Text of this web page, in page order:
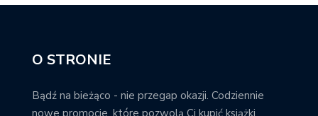
O STRONIE
Bądź na bieżąco - nie przegap okazji. Codziennie